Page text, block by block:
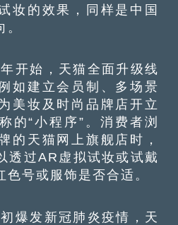
妆的效果，同样是中国
始，天猫全面升级线
如建立会员制、多场景
美妆及时尚品牌店开立
的“小程序”。消费者浏
的天猫网上旗舰店时，
透过AR虚拟试妆或试戴
号或服饰是否合适。
发新冠肺炎疫情，天